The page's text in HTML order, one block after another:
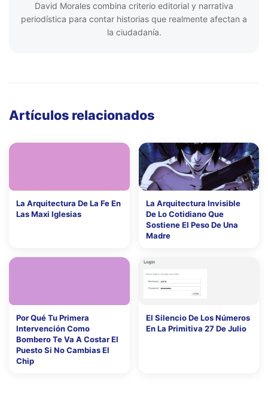
David Morales combina criterio editorial y narrativa
periodística para contar historias que realmente afectan a
la ciudadanía.
Artículos relacionados
La Arquitectura De La Fe En
Las Maxi Iglesias
La Arquitectura Invisible
De Lo Cotidiano Que
Sostiene El Peso De Una
Madre
Por Qué Tu Primera
Intervención Como
Bombero Te Va A Costar El
Puesto Si No Cambias El
Chip
El Silencio De Los Números
En La Primitiva 27 De Julio